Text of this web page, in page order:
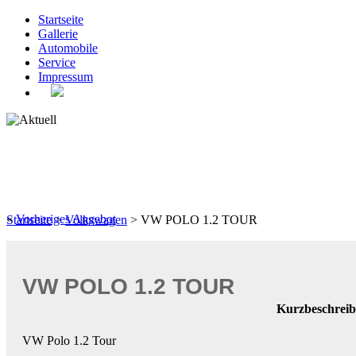
Startseite
Gallerie
Automobile
Service
Impressum
Startseite>Volkswagen > VW POLO 1.2 TOUR
«Vorheriges Angebot
VW POLO 1.2 TOUR
VW Polo 1.2 Tour